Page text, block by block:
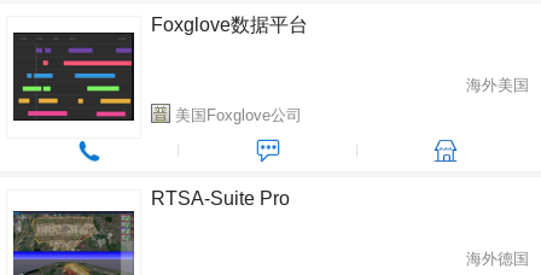
Foxglove数据平台
海外美国
美国Foxglove公司
RTSA-Suite Pro
海外德国